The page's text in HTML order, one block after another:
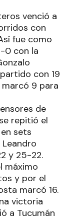
venció a
con
fue como
0 con la
con 19
9 para
de
repitió el
sets
y 25-22.
máximo
y por el
marcó 16.
victoria
a Tucumán